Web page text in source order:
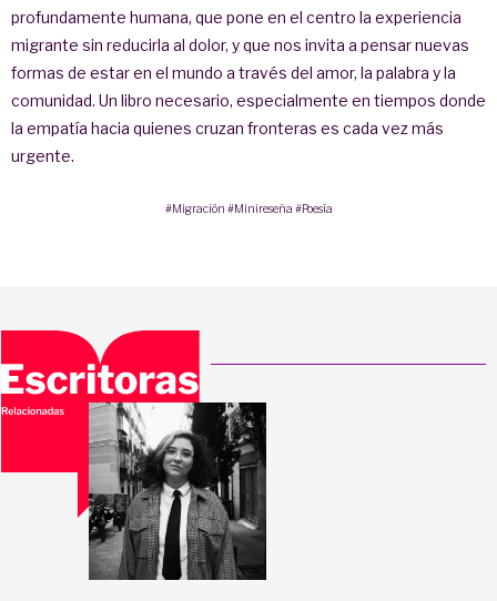
profundamente humana, que pone en el centro la experiencia
migrante sin reducirla al dolor, y que nos invita a pensar nuevas
formas de estar en el mundo a través del amor, la palabra y la
comunidad. Un libro necesario, especialmente en tiempos donde
la empatía hacia quienes cruzan fronteras es cada vez más
urgente.
#Migración #Minireseña #Poesía